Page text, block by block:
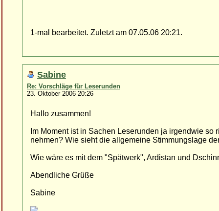
1-mal bearbeitet. Zuletzt am 07.05.06 20:21.
Sabine
Re: Vorschläge für Leserunden
23. Oktober 2006 20:26
Hallo zusammen!
Im Moment ist in Sachen Leserunden ja irgendwie
nehmen? Wie sieht die allgemeine Stimmungslage
Wie wäre es mit dem "Spätwerk", Ardistan und
Abendliche Grüße
Sabine